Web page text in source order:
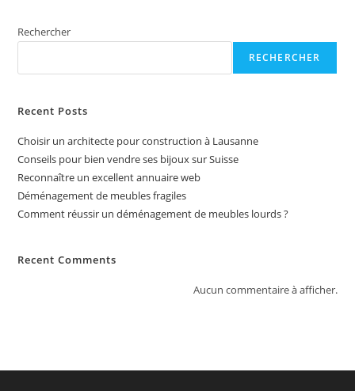
Rechercher
RECHERCHER
Recent Posts
Choisir un architecte pour construction à Lausanne
Conseils pour bien vendre ses bijoux sur Suisse
Reconnaître un excellent annuaire web
Déménagement de meubles fragiles
Comment réussir un déménagement de meubles lourds ?
Recent Comments
Aucun commentaire à afficher.